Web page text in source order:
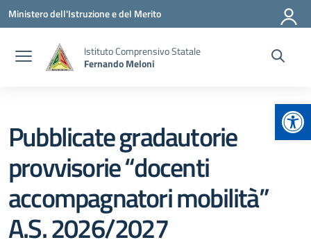
Vai ai contenuti
Vai al menu di navigazione
Vai al footer
Ministero dell'Istruzione e del Merito
Istituto Comprensivo Statale
Fernando Meloni
Pubblicate gradautorie
provvisorie “docenti
accompagnatori mobilità”
A.S. 2026/2027